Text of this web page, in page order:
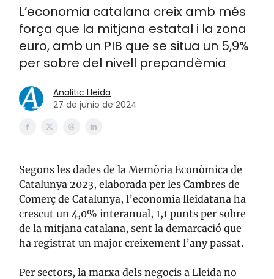
L’economia catalana creix amb més
força que la mitjana estatal i la zona
euro, amb un PIB que se situa un 5,9%
per sobre del nivell prepandèmia
Analitic Lleida
27 de junio de 2024
Segons les dades de la Memòria Econòmica de
Catalunya 2023, elaborada per les Cambres de
Comerç de Catalunya, l’economia lleidatana ha
crescut un 4,0% interanual, 1,1 punts per sobre
de la mitjana catalana, sent la demarcació que
ha registrat un major creixement l’any passat.
Per sectors, la marxa dels negocis a Lleida no